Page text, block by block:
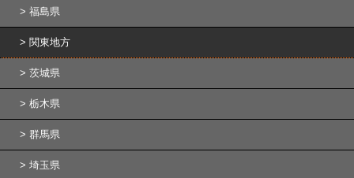
福島県
関東地方
茨城県
栃木県
群馬県
埼玉県